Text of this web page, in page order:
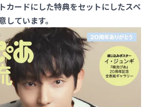
カードにした特典をセットにしたスペ
しています。